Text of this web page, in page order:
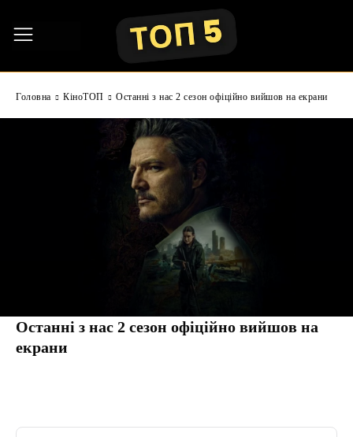
Головна КіноТОП Останні з нас 2 сезон офіційно вийшов на екрани
Останні з нас 2 сезон офіційно вийшов на
екрани